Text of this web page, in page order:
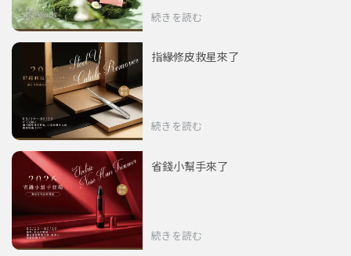
続きを読む
指緣修皮救星來了
続きを読む
省錢小幫手來了
続きを読む